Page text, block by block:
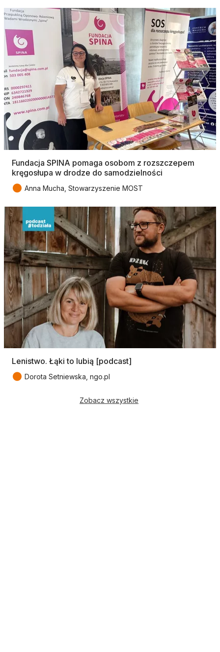
Fundacja SPINA pomaga osobom z rozszczepem
kręgosłupa w drodze do samodzielności
● Anna Mucha, Stowarzyszenie MOST
Lenistwo. Łąki to lubią [podcast]
● Dorota Setniewska, ngo.pl
Zobacz wszystkie